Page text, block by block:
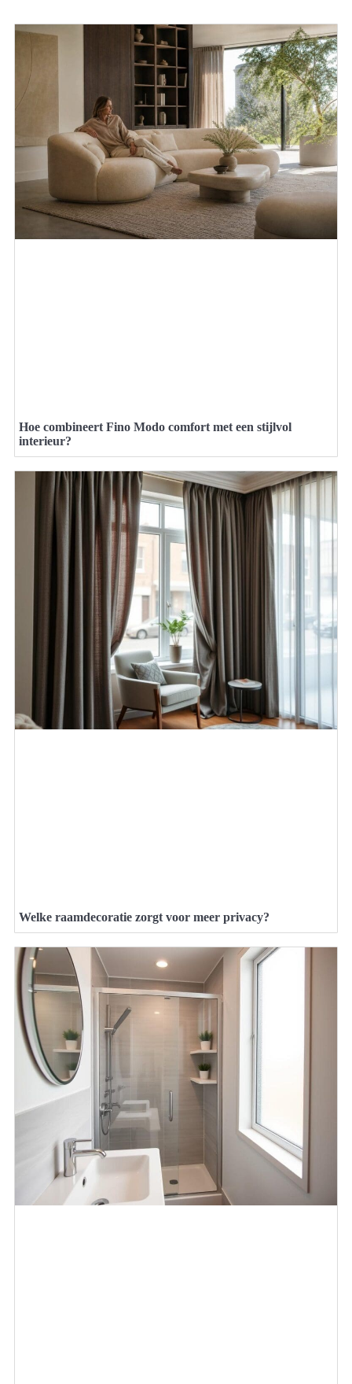
Hoe combineert Fino Modo comfort met een stijlvol
interieur?
Welke raamdecoratie zorgt voor meer privacy?